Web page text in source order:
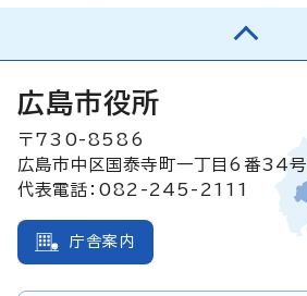
広島市役所
〒730-8586
広島市中区国泰寺町一丁目6番34号
代表電話：082-245-2111
庁舎案内